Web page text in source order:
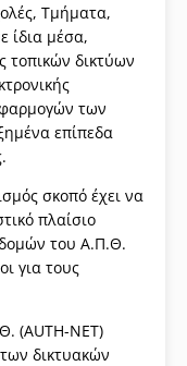
Τμήματα,
ίδια μέσα,
τοπικών δικτύων
των
επίπεδα
σκοπό έχει να
πλαίσιο
του Α.Π.Θ.
για τους
(AUTH-NET)
δικτυακών